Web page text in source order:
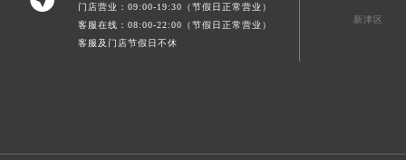
门店营业：09:00-19:30（节假日正常营业）
客服在线：08:00-22:00（节假日正常营业）
客服及门店节假日不休
新津区